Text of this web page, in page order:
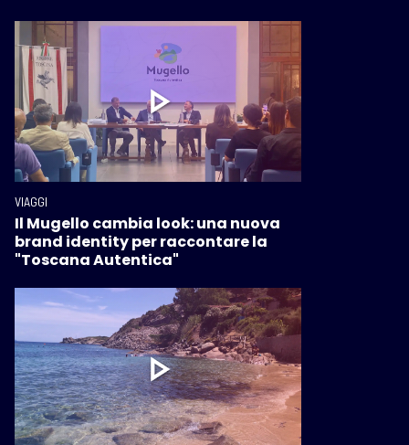
VIAGGI
Il Mugello cambia look: una nuova
brand identity per raccontare la
"Toscana Autentica"